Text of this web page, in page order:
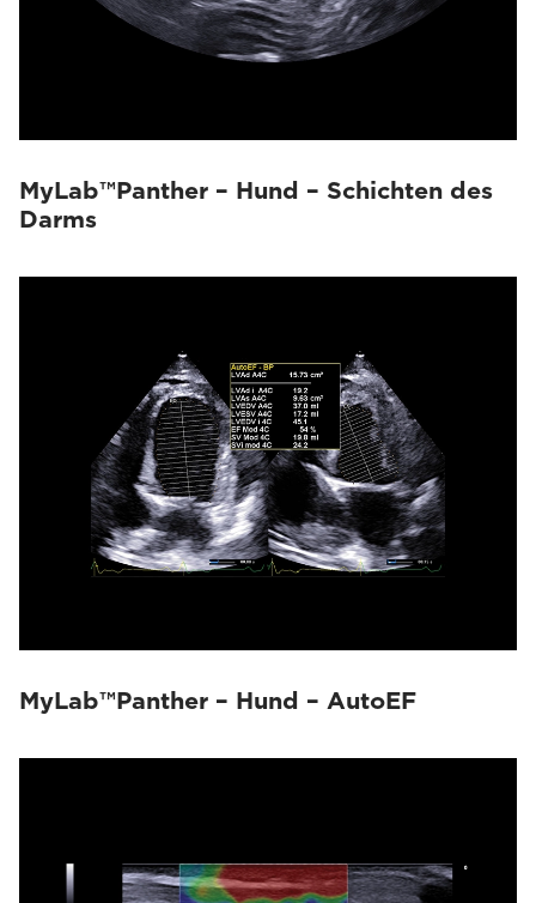
MyLab™Panther – Hund – Schichten des
Darms
MyLab™Panther – Hund – AutoEF